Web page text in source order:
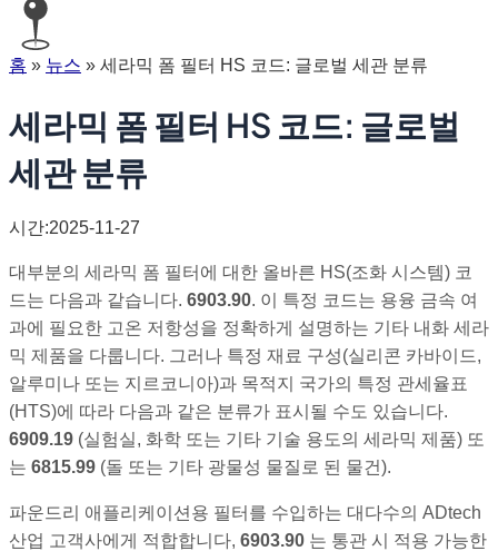
홈 » 뉴스 » 세라믹 폼 필터 HS 코드: 글로벌 세관 분류
세라믹 폼 필터 HS 코드: 글로벌
세관 분류
시간:2025-11-27
대부분의 세라믹 폼 필터에 대한 올바른 HS(조화 시스템) 코
드는 다음과 같습니다. 6903.90. 이 특정 코드는 용융 금속 여
과에 필요한 고온 저항성을 정확하게 설명하는 기타 내화 세라
믹 제품을 다룹니다. 그러나 특정 재료 구성(실리콘 카바이드,
알루미나 또는 지르코니아)과 목적지 국가의 특정 관세율표
(HTS)에 따라 다음과 같은 분류가 표시될 수도 있습니다.
6909.19 (실험실, 화학 또는 기타 기술 용도의 세라믹 제품) 또
는 6815.99 (돌 또는 기타 광물성 물질로 된 물건).
파운드리 애플리케이션용 필터를 수입하는 대다수의 ADtech
산업 고객사에게 적합합니다, 6903.90 는 통관 시 적용 가능한